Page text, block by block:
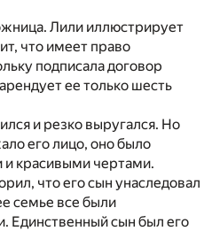
Лили иллюстрирует
что имеет право
подписала договор
ее только шесть
и резко выругался. Но
его лицо, оно было
красивыми чертами.
что его сын унаследовал
семье все были
Единственный сын был его